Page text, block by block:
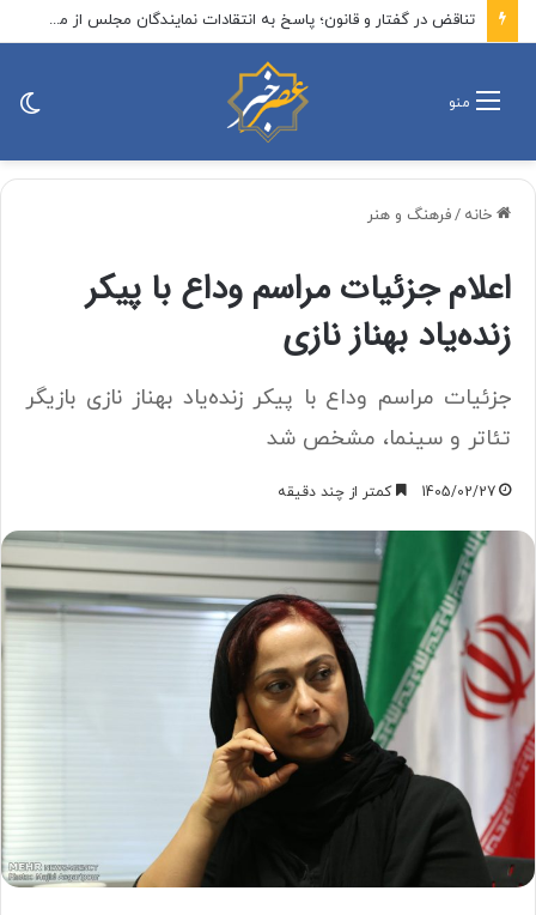
تناقض در گفتار و قانون؛ پاسخ به انتقادات نمایندگان مجلس از مصوبه ساماندهی نیروهای شرکتی
منو
خانه /فرهنگ و هنر
اعلام جزئیات مراسم وداع با پیکر
زنده‌یاد بهناز نازی
جزئیات مراسم وداع با پیکر زنده‌یاد بهناز نازی بازیگر
تئاتر و سینما، مشخص شد
1405/02/27 کمتر از چند دقیقه